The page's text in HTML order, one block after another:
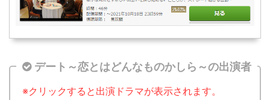
デート～恋とはどんなものかしら～の出演者
※クリックすると出演ドラマが表示されます。